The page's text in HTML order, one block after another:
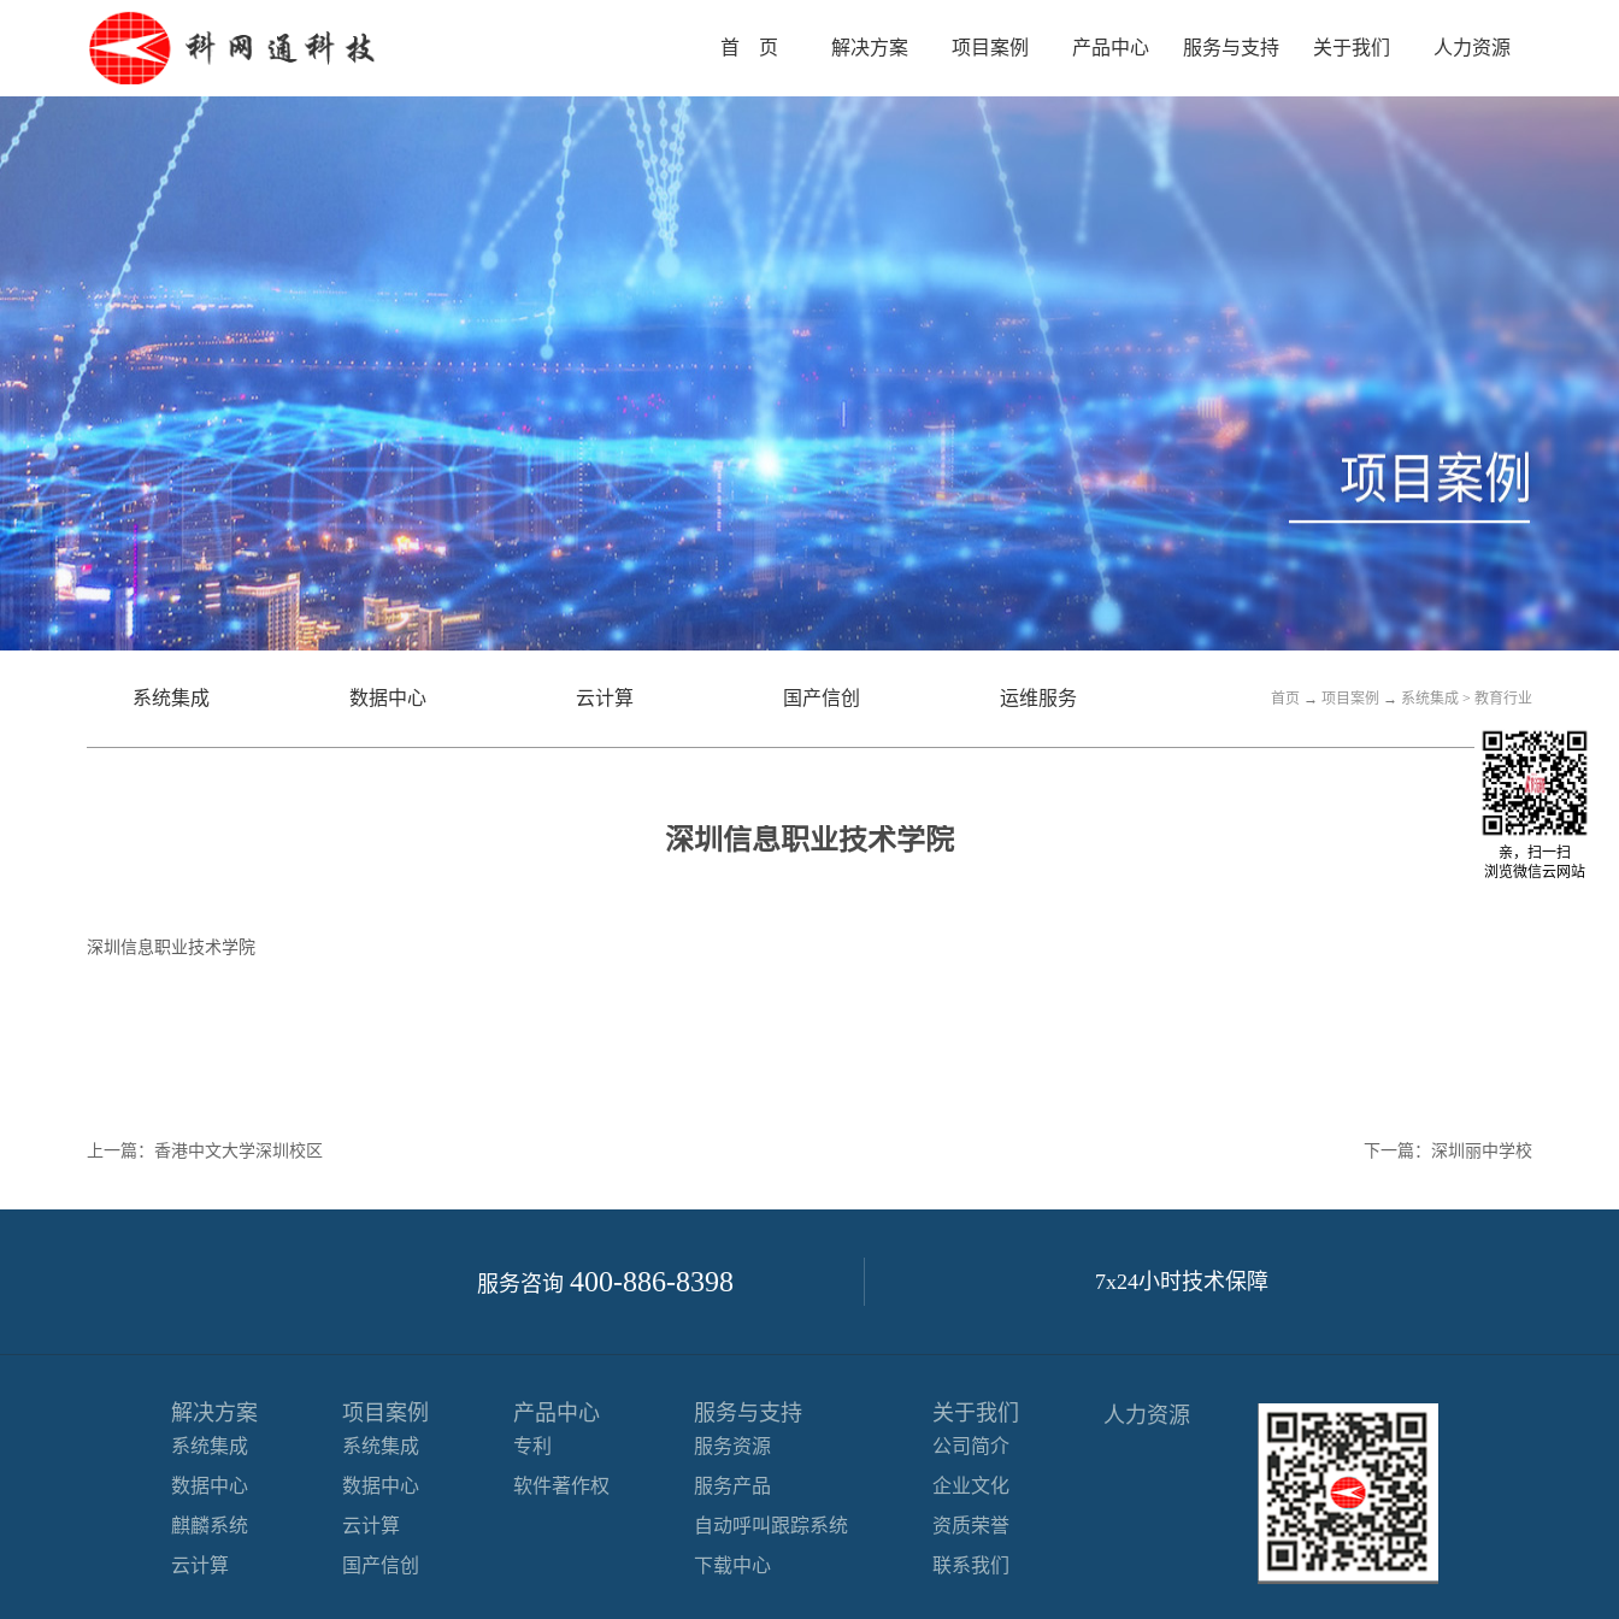
首 页 解决方案 项目案例 产品中心 服务与支持 关于我们 人力资源
系统集成 数据中心 云计算 国产信创 运维服务 首页 → 项目案例 → 系统集成 > 教育行业
深圳信息职业技术学院
深圳信息职业技术学院
上一篇： 香港中文大学深圳校区 下一篇： 深圳丽中学校
服务咨询 400-886-8398 7x24小时技术保障
解决方案
系统集成
数据中心
麒麟系统
云计算
项目案例
系统集成
数据中心
云计算
国产信创
产品中心
专利
软件著作权
服务与支持
服务资源
服务产品
自动呼叫跟踪系统
下载中心
关于我们
公司简介
企业文化
资质荣誉
联系我们
人力资源
亲，扫一扫
浏览微信云网站